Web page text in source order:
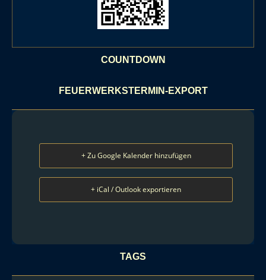
COUNTDOWN
FEUERWERKSTERMIN-EXPORT
+ Zu Google Kalender hinzufügen
+ iCal / Outlook exportieren
TAGS